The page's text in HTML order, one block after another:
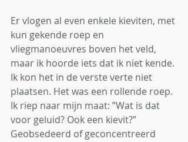
Er vlogen al even enkele kieviten, met
kun gekende roep en
vliegmanoeuvres boven het veld,
maar ik hoorde iets dat ik niet kende.
Ik kon het in de verste verte niet
plaatsen. Het was een rollende roep.
Ik riep naar mijn maat: ”Wat is dat
voor geluid? Ook een kievit?”
Geobsedeerd of geconcentreerd